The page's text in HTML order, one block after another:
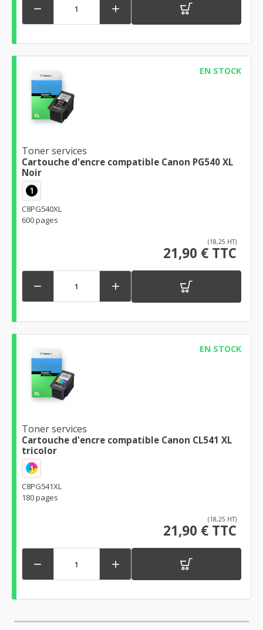
 
EN STOCK
Toner services
Cartouche d'encre compatible Canon PG540 XL
Noir
1
C8PG540XL
600 pages
(18,25 HT)
21,90 € TTC
 
EN STOCK
Toner services
Cartouche d'encre compatible Canon CL541 XL
tricolor
1
C8PG541XL
180 pages
(18,25 HT)
21,90 € TTC
 